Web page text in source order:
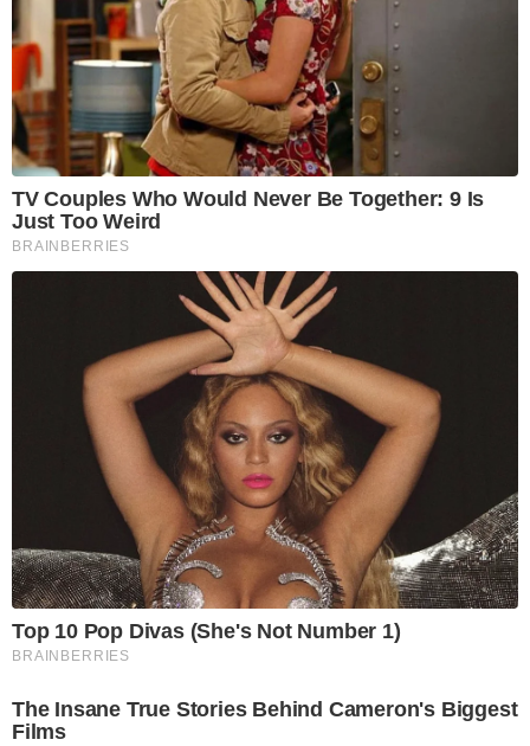
TV Couples Who Would Never Be Together: 9 Is
Just Too Weird
BRAINBERRIES
Top 10 Pop Divas (She's Not Number 1)
BRAINBERRIES
The Insane True Stories Behind Cameron's Biggest
Films